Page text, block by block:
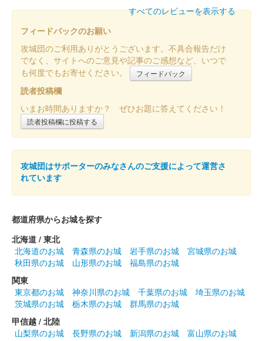
沼田城跡 御城印
販売終了
沼田城跡 御城印
販売終了
沼田城址 御城印 立夏
沼田城跡 御城印
販売終了
沼田城跡 御城印 旧暦（皐月） 2025年版
販売終了
すべてのレビューを表示する
フィードバックのお願い
攻城団のご利用ありがとうございます。不具合報告だけ
でなく、サイトへのご意見や記事のご感想など、いつで
も何度でもお寄せください。
フィードバック
読者投稿欄
いまお時間ありますか？ ぜひお題に答えてください！
読者投稿欄に投稿する
攻城団はサポーターのみなさんのご支援によって運営さ
れています
都道府県からお城を探す
北海道 / 東北
北海道のお城
青森県のお城 岩手県のお城
宮城県のお城
秋田県のお城
山形県のお城
福島県のお城
関東
東京都のお城
神奈川県のお城 千葉県のお城
埼玉県のお城
茨城県のお城
栃木県のお城
群馬県のお城
甲信越 / 北陸
山梨県のお城
長野県のお城 新潟県のお城
富山県のお城